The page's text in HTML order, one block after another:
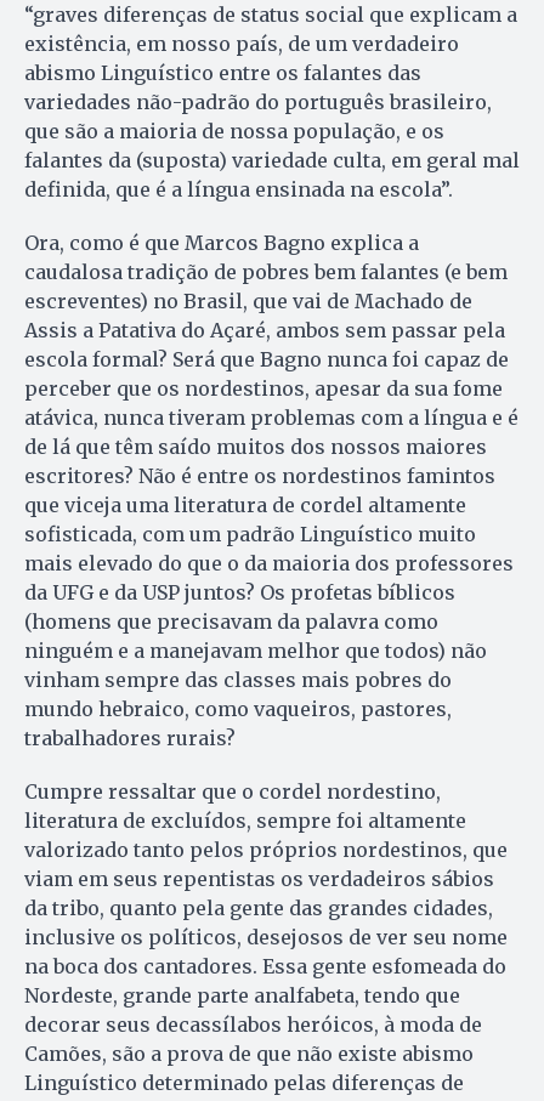
“graves diferenças de status social que explicam a
existência, em nosso país, de um verdadeiro
abismo Linguístico entre os falantes das
variedades não-padrão do português brasileiro,
que são a maioria de nossa população, e os
falantes da (suposta) variedade culta, em geral mal
definida, que é a língua ensinada na escola”.
Ora, como é que Marcos Bagno explica a
caudalosa tradição de pobres bem falantes (e bem
escreventes) no Brasil, que vai de Machado de
Assis a Patativa do Açaré, ambos sem passar pela
escola formal? Será que Bagno nunca foi capaz de
perceber que os nordestinos, apesar da sua fome
atávica, nunca tiveram problemas com a língua e é
de lá que têm saído muitos dos nossos maiores
escritores? Não é entre os nordestinos famintos
que viceja uma literatura de cordel altamente
sofisticada, com um padrão Linguístico muito
mais elevado do que o da maioria dos professores
da UFG e da USP juntos? Os profetas bíblicos
(homens que precisavam da palavra como
ninguém e a manejavam melhor que todos) não
vinham sempre das classes mais pobres do
mundo hebraico, como vaqueiros, pastores,
trabalhadores rurais?
Cumpre ressaltar que o cordel nordestino,
literatura de excluídos, sempre foi altamente
valorizado tanto pelos próprios nordestinos, que
viam em seus repentistas os verdadeiros sábios
da tribo, quanto pela gente das grandes cidades,
inclusive os políticos, desejosos de ver seu nome
na boca dos cantadores. Essa gente esfomeada do
Nordeste, grande parte analfabeta, tendo que
decorar seus decassílabos heróicos, à moda de
Camões, são a prova de que não existe abismo
Linguístico determinado pelas diferenças de